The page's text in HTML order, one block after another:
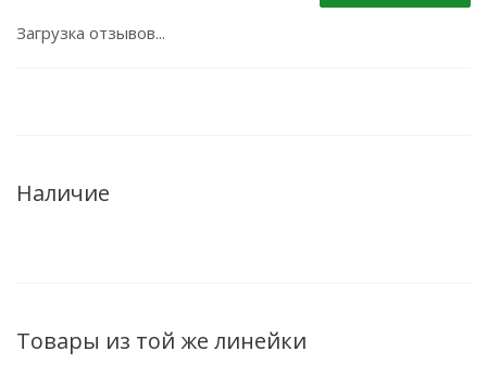
Загрузка отзывов...
Наличие
Товары из той же линейки